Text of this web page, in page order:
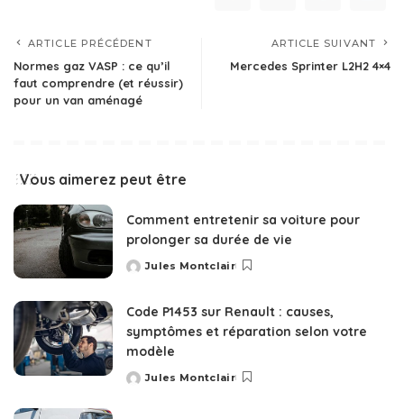
ARTICLE PRÉCÉDENT
Normes gaz VASP : ce qu’il
faut comprendre (et réussir)
pour un van aménagé
ARTICLE SUIVANT
Mercedes Sprinter L2H2 4×4
Vous aimerez peut être
Comment entretenir sa voiture pour
prolonger sa durée de vie
Posted
Jules Montclair
Code P1453 sur Renault : causes,
symptômes et réparation selon votre
modèle
Posted
Jules Montclair